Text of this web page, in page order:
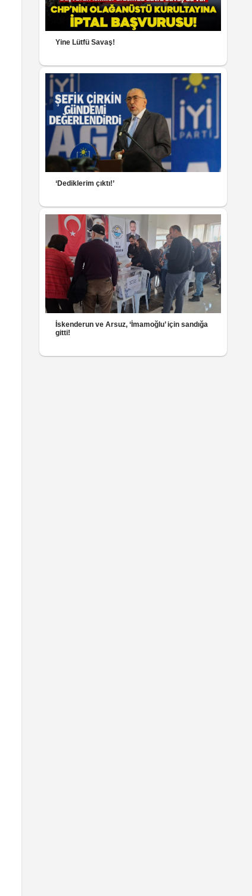
Yine Lütfü Savaş!
‘Dediklerim çıktı!’
İskenderun ve Arsuz, ‘İmamoğlu’ için sandığa
gitti!